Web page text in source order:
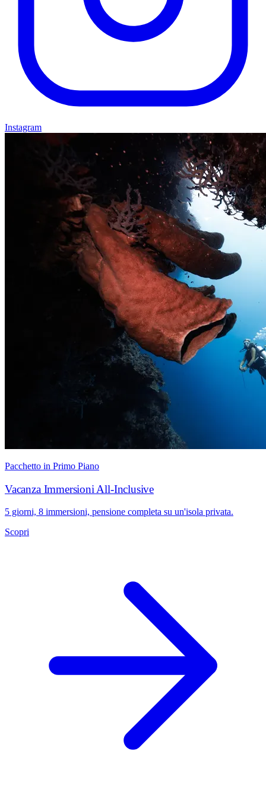
Instagram
Pacchetto in Primo Piano
Vacanza Immersioni All-Inclusive
5 giorni, 8 immersioni, pensione completa su un'isola privata.
Scopri